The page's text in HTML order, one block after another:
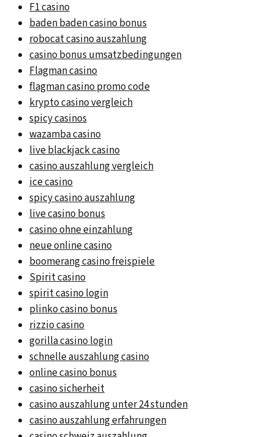
F1 casino
baden baden casino bonus
robocat casino auszahlung
casino bonus umsatzbedingungen
Flagman casino
flagman casino promo code
krypto casino vergleich
spicy casinos
wazamba casino
live blackjack casino
casino auszahlung vergleich
ice casino
spicy casino auszahlung
live casino bonus
casino ohne einzahlung
neue online casino
boomerang casino freispiele
Spirit casino
spirit casino login
plinko casino bonus
rizzio casino
gorilla casino login
schnelle auszahlung casino
online casino bonus
casino sicherheit
casino auszahlung unter 24 stunden
casino auszahlung erfahrungen